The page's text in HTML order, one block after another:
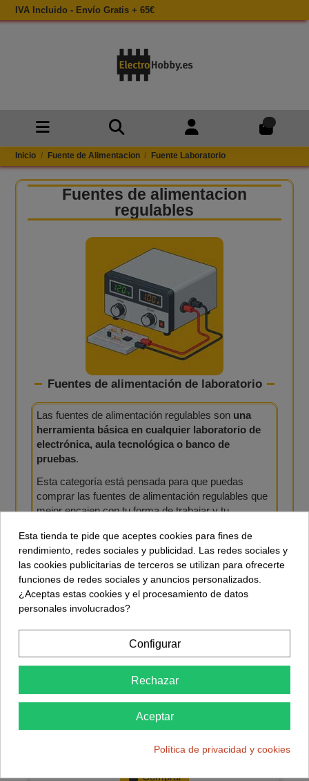
IVA Incluido - Envío Gratis + 65€
Inicio Fuente de Alimentacion Fuente Laboratorio
Fuentes de alimentacion
regulables
Fuentes de alimentación de laboratorio
Las fuentes de alimentación regulables son una
herramienta básica en cualquier laboratorio de
electrónica, aula tecnológica o banco de
pruebas.
Esta categoría está pensada para que puedas
comprar las fuentes de alimentación regulables que
mejor encajen con tu forma de trabajar y tu
claros, protección contra cortocircuitos, lectura
digital, limitación ajustable y potencia suficiente.
16,94 €
Comprar
69,89 €
Comprar
Esta tienda te pide que aceptes cookies para fines de
rendimiento, redes sociales y publicidad. Las redes sociales y
las cookies publicitarias de terceros se utilizan para ofrecerte
funciones de redes sociales y anuncios personalizados.
¿Aceptas estas cookies y el procesamiento de datos
personales involucrados?
Configurar
Rechazar
Aceptar
Política de privacidad y cookies